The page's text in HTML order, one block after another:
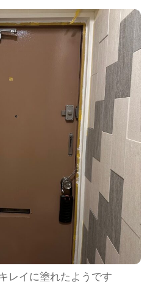
レイに塗れたようです